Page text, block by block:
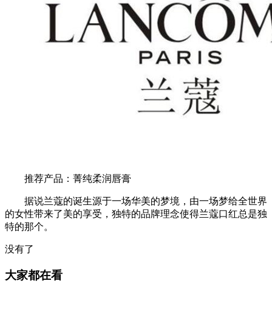
推荐产品：菁纯柔润唇膏
据说兰蔻的诞生源于一场华美的梦境，由一场梦给全世界
的女性带来了美的享受，独特的品牌理念使得兰蔻口红总是独
特的那个。
没有了
大家都在看